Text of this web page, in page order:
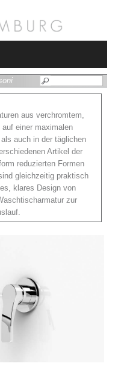
aus verchromtem,
einer maximalen
auch in der täglichen
Artikel der
reduzierten Formen
gleichzeitig praktisch
klares Design von
zur